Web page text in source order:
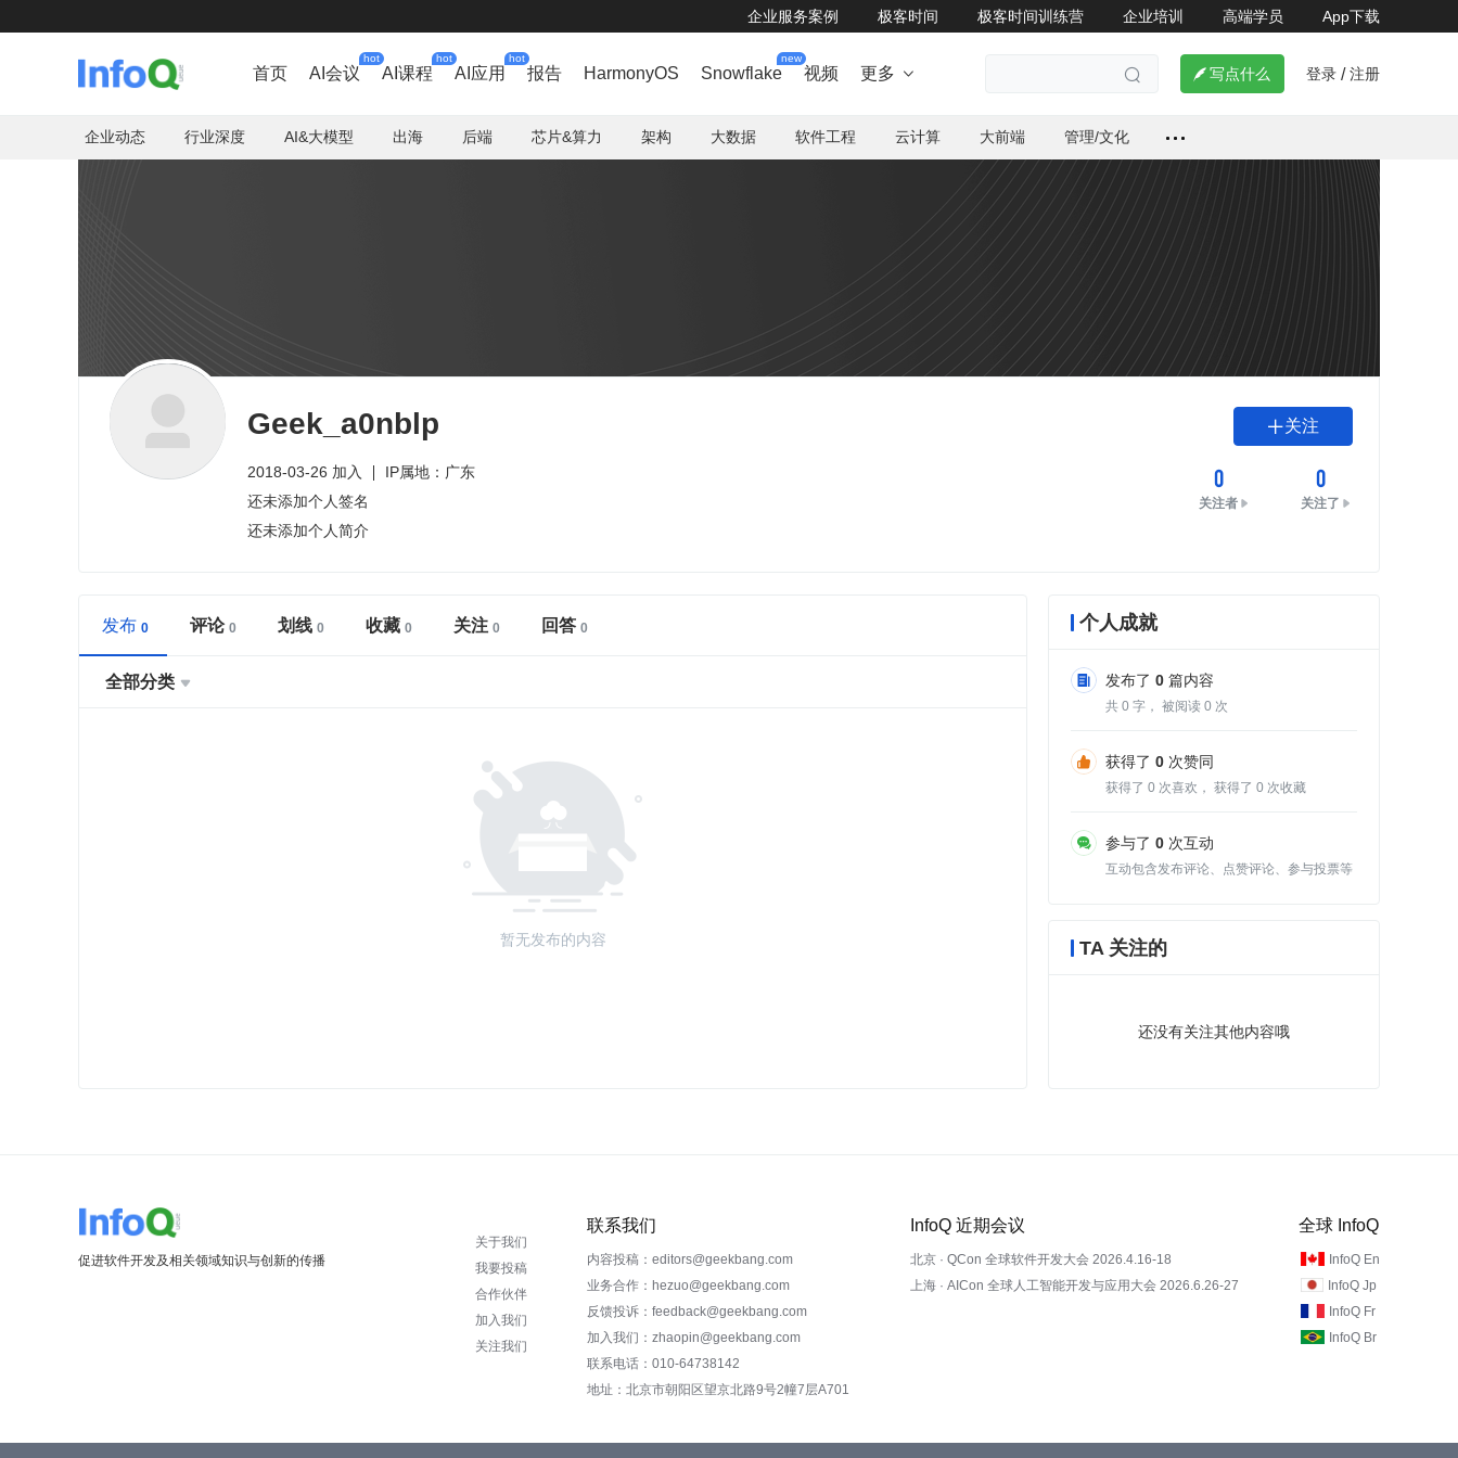
企业服务案例 极客时间 极客时间训练营 企业培训 高端学员 App下载
首页 AI会议
hot
AI课程
hot
AI应用
hot
报告 HarmonyOS Snowflake
new
视频 更多    写点什么 登录 / 注册
企业动态 行业深度 AI&大模型 出海 后端 芯片&算力 架构 大数据 软件工程 云计算 大前端 管理/文化
Geek_a0nblp
2018-03-26 加入
IP属地：广东
还未添加个人签名
还未添加个人简介
关注
0
关注者
0
关注了
发布 评论 划线 收藏 关注 回答
全部分类 
暂无发布的内容
个人成就
发布了 0 篇内容
共 0 字， 被阅读 0 次
获得了 0 次赞同
获得了 0 次喜欢， 获得了 0 次收藏
参与了 0 次互动
互动包含发布评论、点赞评论、参与投票等
TA 关注的
还没有关注其他内容哦
促进软件开发及相关领域知识与创新的传播
关于我们
我要投稿
合作伙伴
加入我们
关注我们
联系我们
内容投稿：editors@geekbang.com
业务合作：hezuo@geekbang.com
反馈投诉：feedback@geekbang.com
加入我们：zhaopin@geekbang.com
联系电话：010-64738142
地址：北京市朝阳区望京北路9号2幢7层A701
InfoQ 近期会议
北京 · QCon 全球软件开发大会 2026.4.16-18
上海 · AICon 全球人工智能开发与应用大会 2026.6.26-27
全球 InfoQ
InfoQ En
InfoQ Jp
InfoQ Fr
InfoQ Br